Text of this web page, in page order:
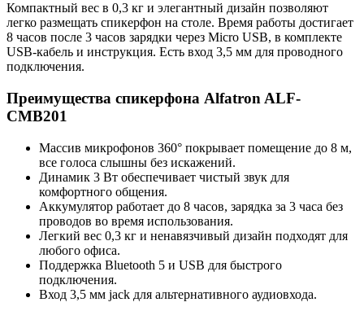
Компактный вес в 0,3 кг и элегантный дизайн позволяют
легко размещать спикерфон на столе. Время работы достигает
8 часов после 3 часов зарядки через Micro USB, в комплекте
USB-кабель и инструкция. Есть вход 3,5 мм для проводного
подключения.
Преимущества спикерфона Alfatron ALF-
CMB201
Массив микрофонов 360° покрывает помещение до 8 м,
все голоса слышны без искажений.
Динамик 3 Вт обеспечивает чистый звук для
комфортного общения.
Аккумулятор работает до 8 часов, зарядка за 3 часа без
проводов во время использования.
Легкий вес 0,3 кг и ненавязчивый дизайн подходят для
любого офиса.
Поддержка Bluetooth 5 и USB для быстрого
подключения.
Вход 3,5 мм jack для альтернативного аудиовхода.